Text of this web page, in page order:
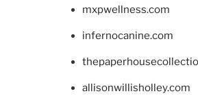
mxpwellness.com
infernocanine.com
allisonwillisholley.com